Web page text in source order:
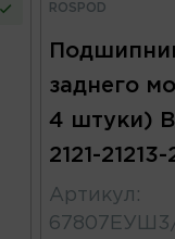
ROSPOD
заднего
4 штуки)
2121-
Артикул :